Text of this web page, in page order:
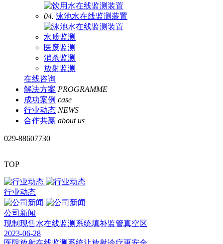
04. 泳池水在线监测装置
水质监测
医废监测
消杀监测
放射监测
在线咨询
解决方案 PROGRAMME
成功案例 case
行业动态 NEWS
合作共赢 about us
029-88607730
TOP
行业动态
公司新闻
现制现售水在线监测系统填补监管真空区
2023-06-28